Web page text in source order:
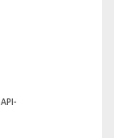
API-